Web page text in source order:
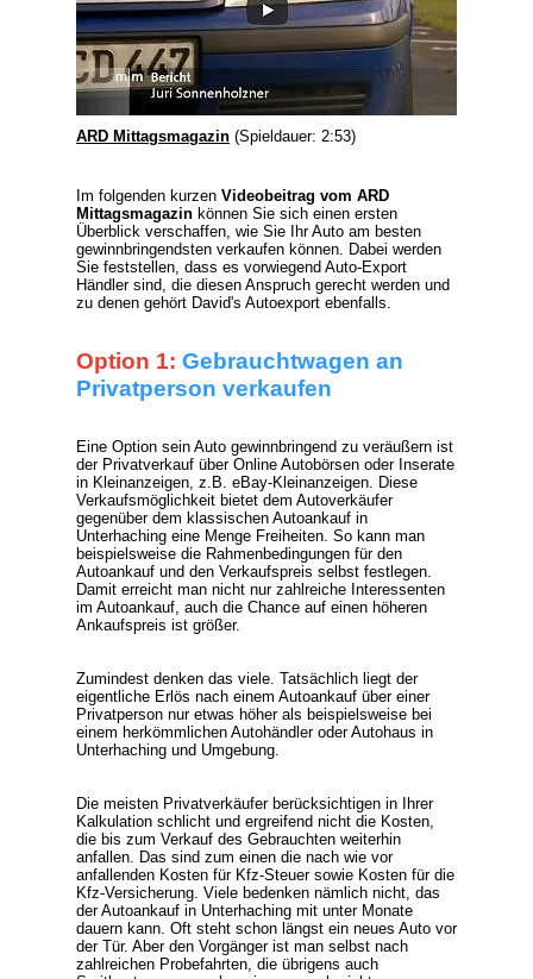
ARD Mittagsmagazin (Spieldauer: 2:53)
Im folgenden kurzen Videobeitrag vom ARD
Mittagsmagazin können Sie sich einen ersten
Überblick verschaffen, wie Sie Ihr Auto am besten
gewinnbringendsten verkaufen können. Dabei werden
Sie feststellen, dass es vorwiegend Auto-Export
Händlersind, die diesen Anspruch gerecht werden und
zu denen gehört David's Autoexport ebenfalls.
Option 1: Gebrauchtwagen an
Privatperson verkaufen
Eine Option sein Auto gewinnbringend zu veräußern ist
der Privatverkauf über Online Autobörsen oder Inserate
in Kleinanzeigen, z.B. eBay-Kleinanzeigen. Diese
Verkaufsmöglichkeit bietet dem Autoverkäufer
gegenüber dem klassischen Autoankauf in
Unterhaching eine Menge Freiheiten. So kann man
beispielsweise die Rahmenbedingungen für den
Autoankauf und den Verkaufspreis selbst festlegen.
Damit erreicht man nicht nur zahlreiche Interessenten
im Autoankauf, auch die Chance auf einen höheren
Ankaufspreis ist größer.
Zumindest denken das viele. Tatsächlich liegt der
eigentliche Erlös nach einem Autoankauf über einer
Privatperson nur etwas höher als beispielsweise bei
einem herkömmlichen Autohändler oder Autohaus in
Unterhaching und Umgebung.
Die meisten Privatverkäufer berücksichtigen in Ihrer
Kalkulation schlicht und ergreifend nicht die Kosten,
die bis zum Verkauf des Gebrauchten weiterhin
anfallen. Das sind zum einen die nach wie vor
anfallenden Kosten für Kfz-Steuer sowie Kosten für die
Kfz-Versicherung. Viele bedenken nämlich nicht, das
der Autoankauf in Unterhaching mit unter Monate
dauern kann. Oft steht schon längst ein neues Auto vor
der Tür. Aber den Vorgänger ist man selbst nach
zahlreichen Probefahrten, die übrigens auch